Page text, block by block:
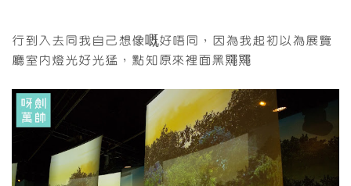
行到入去同我自己想像嘅好唔同，因為我起初以為展覽
廳室內燈光好光猛，點知原來裡面黑鼆鼆